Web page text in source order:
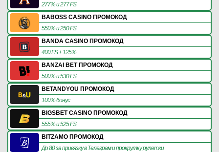
277% и 277 FS
BABOSS CASINO ПРОМОКОД
550% и 250 FS
BANDA CASINO ПРОМОКОД
400 FS + 125%
BANZAI BET ПРОМОКОД
500% и 530 FS
BETANDYOU ПРОМОКОД
100% бонус
BIGSBET CASINO ПРОМОКОД
555% и 525 FS
BITZAMO ПРОМОКОД
До 80 за привязку в Телеграм и прокрутку рулетки